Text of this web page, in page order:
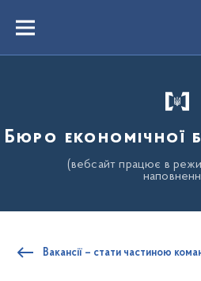
вмістуMenu
Бюро економічної
(вебсайт працює в
Вакансії – стати частиною